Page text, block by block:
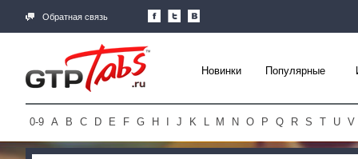
Обратная связь
Новинки Популярные
0-9 A B C D E F G H J K L M N O P Q R S T U V